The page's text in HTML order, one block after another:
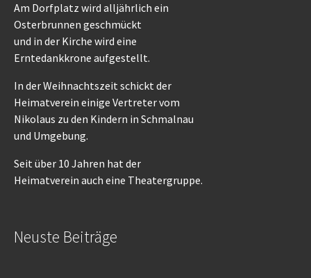
Am Dorfplatz wird alljährlich ein
Osterbrunnen geschmückt
und in der Kirche wird eine
Erntedankkrone aufgestellt.
In der Weihnachtszeit schickt der
Heimatverein einige Vertreter vom
Nikolaus zu den Kindern in Schmalnau
und Umgebung.
Seit über 10 Jahren hat der
Heimatverein auch eine Theatergruppe.
Neuste Beiträge